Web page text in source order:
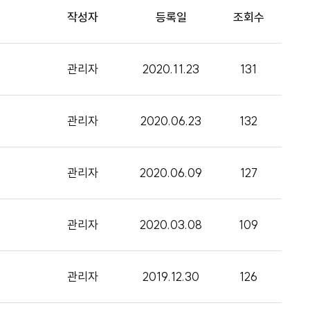
작성자 등록일 조회수
관리자 2020.11.23 131
관리자 2020.06.23 132
관리자 2020.06.09 127
관리자 2020.03.08 109
관리자 2019.12.30 126